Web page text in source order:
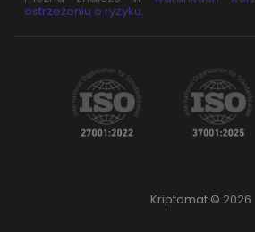
ostrzeżeniu o ryzyku.
Kriptomat © 2026